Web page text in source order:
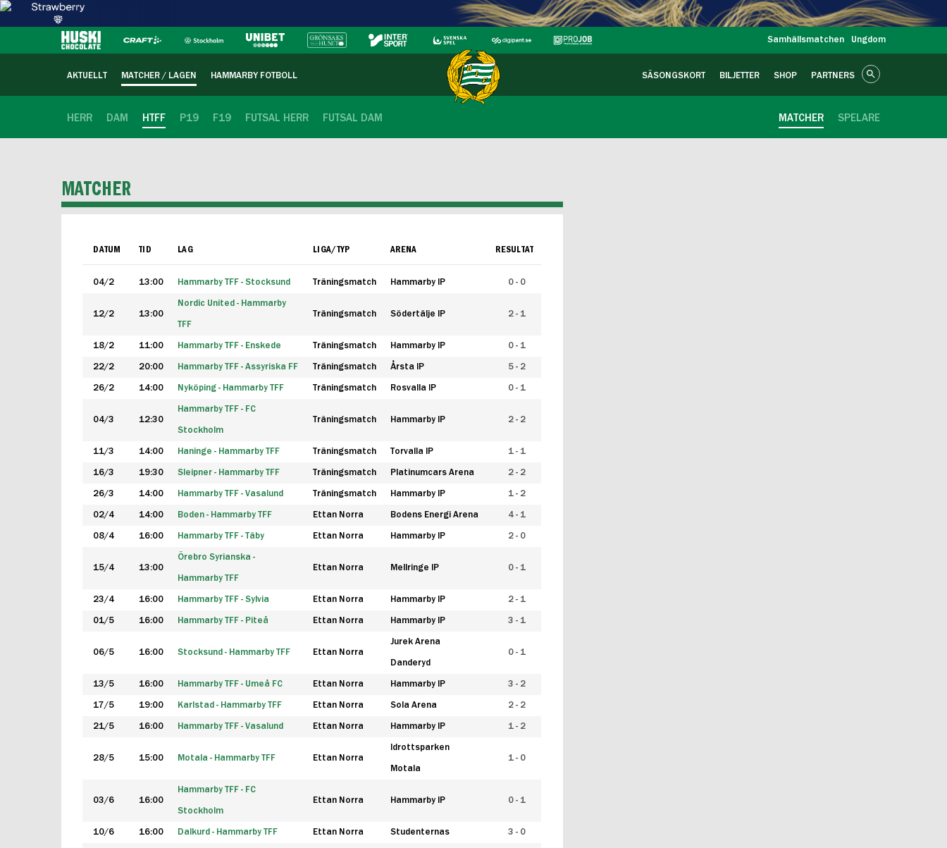
Samhällsmatchen Ungdom
AKTUELLT MATCHER / LAGEN HAMMARBY FOTBOLL SÄSONGSKORT BILJETTER SHOP PARTNERS
HERR DAM HTFF P19 F19 FUTSAL HERR FUTSAL DAM SPELARE
MATCHER
MATCHER
DATUM TID LAG LIGA/TYP ARENA RESULTAT
04/2 13:00 Hammarby TFF - Stocksund Träningsmatch Hammarby IP 0 - 0
12/2 13:00
Nordic United - Hammarby
TFF
Träningsmatch Södertälje IP 2 - 1
18/2 11:00 Hammarby TFF - Enskede Träningsmatch Hammarby IP 0 - 1
22/2 20:00 Hammarby TFF - Assyriska FF Träningsmatch Årsta IP 5 - 2
26/2 14:00 Nyköping - Hammarby TFF Träningsmatch Rosvalla IP 0 - 1
04/3 12:30
Hammarby TFF - FC
Stockholm
Träningsmatch Hammarby IP 2 - 2
11/3 14:00 Haninge - Hammarby TFF Träningsmatch Torvalla IP 1 - 1
16/3 19:30 Sleipner - Hammarby TFF Träningsmatch Platinumcars Arena 2 - 2
26/3 14:00 Hammarby TFF - Vasalund Träningsmatch Hammarby IP 1 - 2
02/4 14:00 Boden - Hammarby TFF Ettan Norra Bodens Energi Arena 4 - 1
08/4 16:00 Hammarby TFF - Täby Ettan Norra Hammarby IP 2 - 0
15/4 13:00
Örebro Syrianska -
Hammarby TFF
Ettan Norra Mellringe IP 0 - 1
23/4 16:00 Hammarby TFF - Sylvia Ettan Norra Hammarby IP 2 - 1
01/5 16:00 Hammarby TFF - Piteå Ettan Norra Hammarby IP 3 - 1
06/5 16:00 Stocksund - Hammarby TFF Ettan Norra
Jurek Arena
Danderyd
0 - 1
13/5 16:00 Hammarby TFF - Umeå FC Ettan Norra Hammarby IP 3 - 2
17/5 19:00 Karlstad - Hammarby TFF Ettan Norra Sola Arena 2 - 2
21/5 16:00 Hammarby TFF - Vasalund Ettan Norra Hammarby IP 1 - 2
28/5 15:00 Motala - Hammarby TFF Ettan Norra
Idrottsparken
Motala
1 - 0
03/6 16:00
Hammarby TFF - FC
Stockholm
Ettan Norra Hammarby IP 0 - 1
10/6 16:00 Dalkurd - Hammarby TFF Ettan Norra Studenternas 3 - 0